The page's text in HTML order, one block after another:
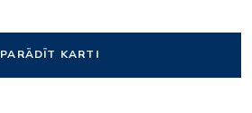
PARĀDĪT KARTI